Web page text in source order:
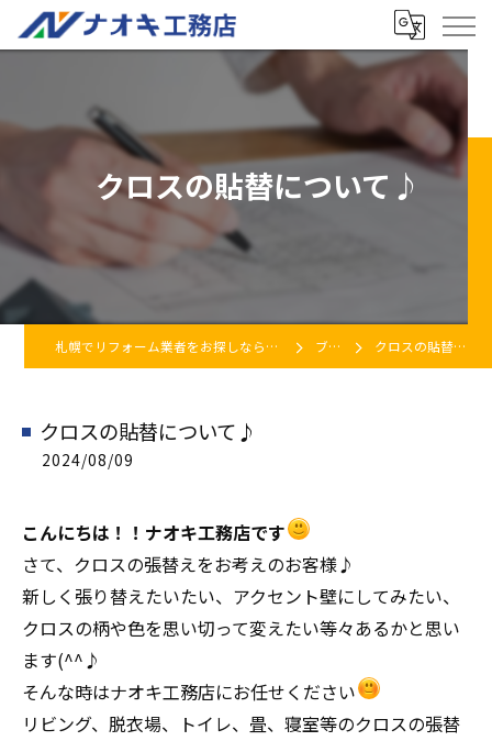
クロスの貼替について♪
札幌でリフォーム業者をお探しなら株式会社ナオキ工務店 ブログ クロスの貼替について♪
クロスの貼替について♪
2024/08/09
こんにちは！！ナオキ工務店です
さて、クロスの張替えをお考えのお客様♪
新しく張り替えたいたい、アクセント壁にしてみたい、
クロスの柄や色を思い切って変えたい等々あるかと思い
ます(^^♪
そんな時はナオキ工務店にお任せください
リビング、脱衣場、トイレ、畳、寝室等のクロスの張替